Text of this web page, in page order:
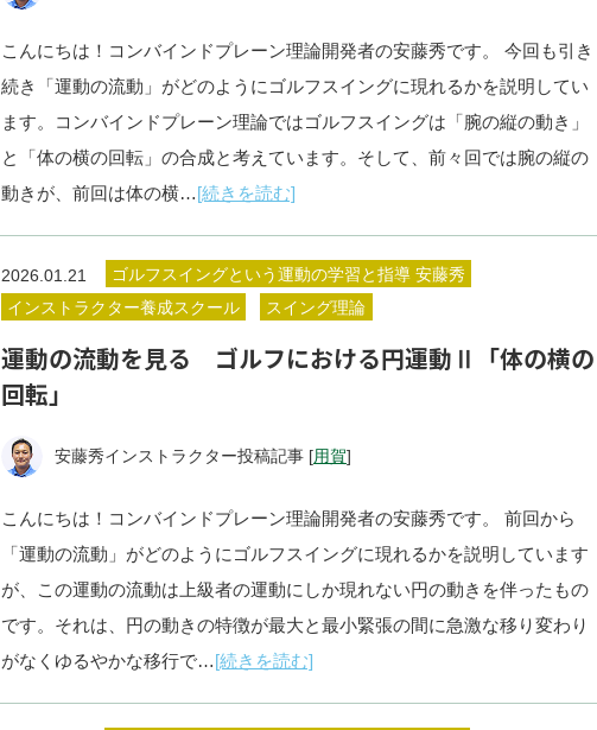
こんにちは！コンバインドプレーン理論開発者の安藤秀です。 今回も引き
続き「運動の流動」がどのようにゴルフスイングに現れるかを説明してい
ます。コンバインドプレーン理論ではゴルフスイングは「腕の縦の動き」
と「体の横の回転」の合成と考えています。そして、前々回では腕の縦の
動きが、前回は体の横…[続きを読む]
2026.01.21
ゴルフスイングという運動の学習と指導 安藤秀
インストラクター養成スクール
スイング理論
運動の流動を見る ゴルフにおける円運動Ⅱ「体の横の
回転」
安藤秀インストラクター投稿記事 [用賀]
こんにちは！コンバインドプレーン理論開発者の安藤秀です。 前回から
「運動の流動」がどのようにゴルフスイングに現れるかを説明しています
が、この運動の流動は上級者の運動にしか現れない円の動きを伴ったもの
です。それは、円の動きの特徴が最大と最小緊張の間に急激な移り変わり
がなくゆるやかな移行で…[続きを読む]